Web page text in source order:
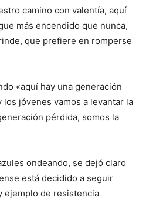
camino con valentía, aquí
más encendido que nunca,
que prefiere en romperse
«aquí hay una generación
los jóvenes vamos a levantar la
pérdida, somos la
ondeando, se dejó claro
está decidido a seguir
ejemplo de resistencia